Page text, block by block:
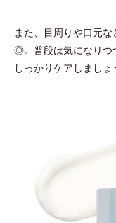
また、目周りや口元
◎。普段は気になりつ
しっかりケアしましょ